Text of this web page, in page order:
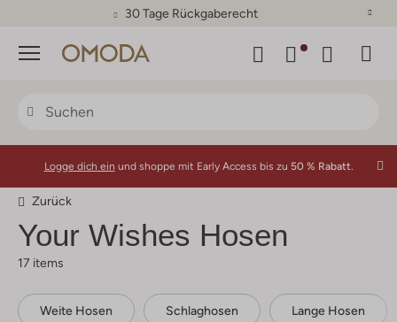
30 Tage Rückgaberecht
Menü
Logge dich ein und shoppe mit Early Access bis zu 50 % Rabatt.
Zurück
Your Wishes Hosen
17 items
Weite Hosen Schlaghosen Lange Hosen